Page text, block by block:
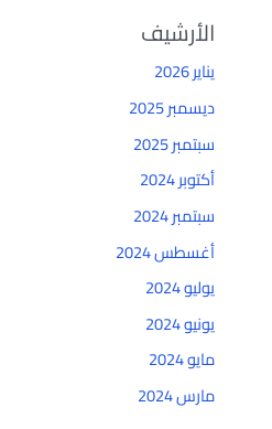
الأرشيف
يناير 2026
ديسمبر 2025
سبتمبر 2025
أكتوبر 2024
سبتمبر 2024
أغسطس 2024
يوليو 2024
يونيو 2024
مايو 2024
مارس 2024